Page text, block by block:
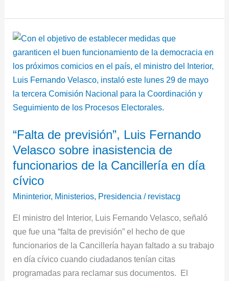
“Falta de previsión”, Luis Fernando
Velasco sobre inasistencia de
funcionarios de la Cancillería en día
cívico
Mininterior, Ministerios, Presidencia / revistacg
El ministro del Interior, Luis Fernando Velasco, señaló
que fue una “falta de previsión” el hecho de que
funcionarios de la Cancillería hayan faltado a su trabajo
en día cívico cuando ciudadanos tenían citas
programadas para reclamar sus documentos. El
“Falta
de
previsión”,
Luis
Fernando
Velasco
inasistencia
de
funcionarios
de
Cancillería
en
día
cívico